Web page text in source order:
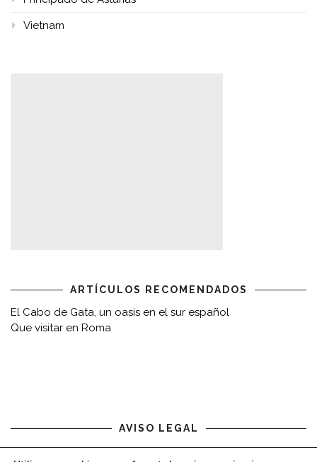
Vietnam
ARTÍCULOS RECOMENDADOS
El Cabo de Gata, un oasis en el sur español
Que visitar en Roma
AVISO LEGAL